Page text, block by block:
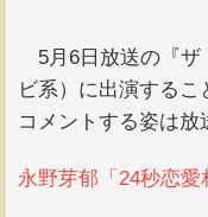
5月6日放送の『ザ
ビ系）に出演する
コメントする姿は放
永野芽郁「24秒恋